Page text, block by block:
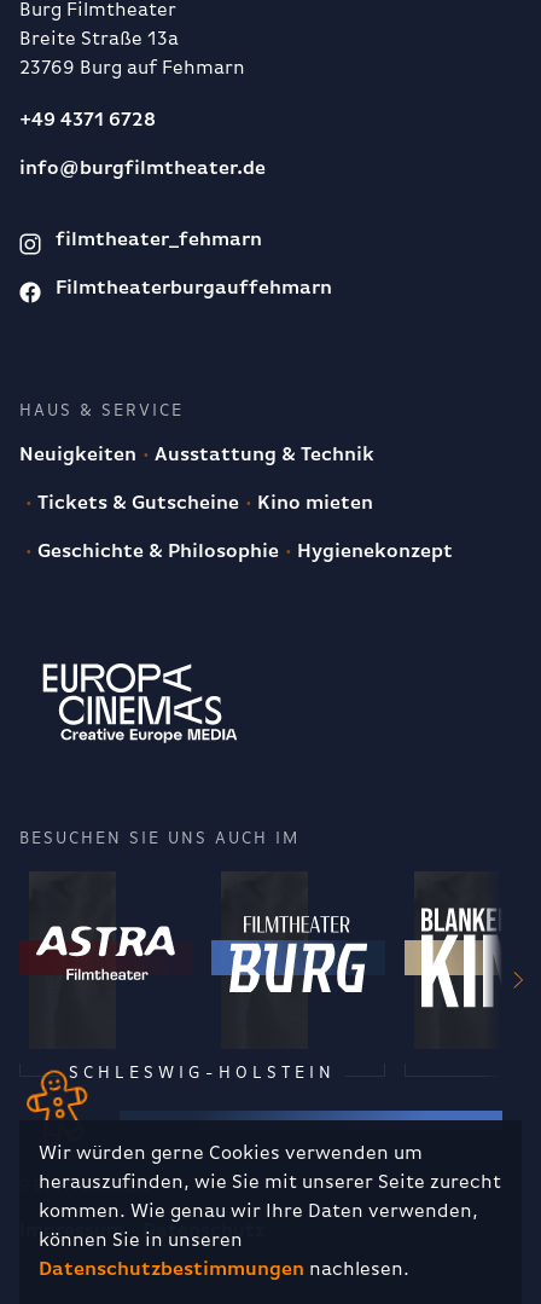
Wir würden gerne Cookies verwenden um
herauszufinden, wie Sie mit unserer Seite zurecht
kommen. Wie genau wir Ihre Daten verwenden,
können Sie in unseren
Datenschutzbestimmungen nachlesen.
Burg Filmtheater
Breite Straße 13a
23769 Burg auf Fehmarn
+49 4371 6728
info@burgfilmtheater.de
filmtheater_fehmarn
Filmtheaterburgauffehmarn
HAUS & SERVICE
Neuigkeiten Ausstattung & Technik
Tickets & Gutscheine Kino mieten
Geschichte & Philosophie Hygienekonzept
BESUCHEN SIE UNS AUCH IM
SCHLESWIG-HOLSTEIN
RECHTLICHES
Impressum Datenschutz